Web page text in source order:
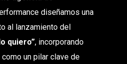
diseñamos una
al lanzamiento del
quiero”, incorporando
un pilar clave de